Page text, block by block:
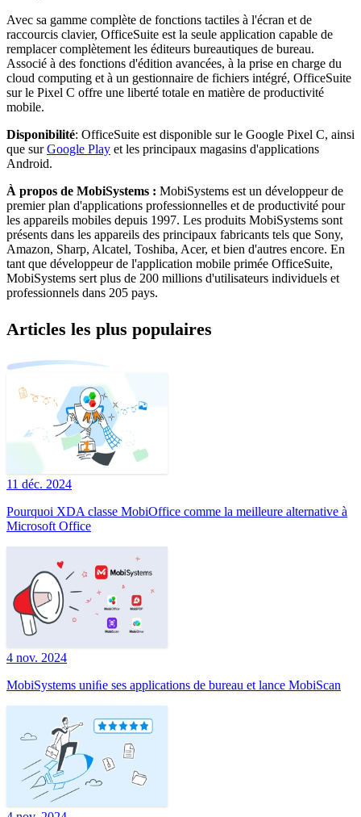
Avec sa gamme complète de fonctions tactiles à l'écran et de
raccourcis clavier, OfficeSuite est la seule application capable de
remplacer complètement les éditeurs bureautiques de bureau.
Associé à des fonctions d'édition avancées, à la prise en charge du
cloud computing et à un gestionnaire de fichiers intégré, OfficeSuite
sur le Pixel C offre une liberté totale en matière de productivité
mobile.
Disponibilité: OfficeSuite est disponible sur le Google Pixel C, ainsi
que surGoogle Play et les principaux magasins d'applications
Android.
À propos de MobiSystems : MobiSystems est un développeur de
premier plan d'applications professionnelles et de productivité pour
les appareils mobiles depuis 1997. Les produits MobiSystems sont
présents dans les appareils des principaux fabricants tels que Sony,
Amazon, Sharp, Alcatel, Toshiba, Acer, et bien d'autres encore. En
tant que développeur de l'application mobile primée OfficeSuite,
MobiSystems sert plus de 200 millions d'utilisateurs individuels et
professionnels dans 205 pays.
Articles les plus populaires
11 déc. 2024
Pourquoi XDA classe MobiOffice comme la meilleure alternative à
Microsoft Office
4 nov. 2024
MobiSystems uniﬁe ses applications de bureau et lance MobiScan